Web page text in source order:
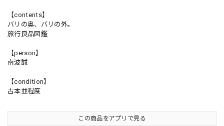
【contents】
バリの奥、バリの外。
旅行良品図鑑
【person】
南波誠
【condition】
古本並程度
この商品をアプリで見る